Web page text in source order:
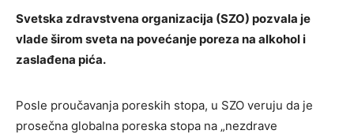
Svetska zdravstvena organizacija (SZO) pozvala je
vlade širom sveta na povećanje poreza na alkohol i
zaslađena pića.
Posle proučavanja poreskih stopa, u SZO veruju da je
prosečna globalna poreska stopa na „nezdrave